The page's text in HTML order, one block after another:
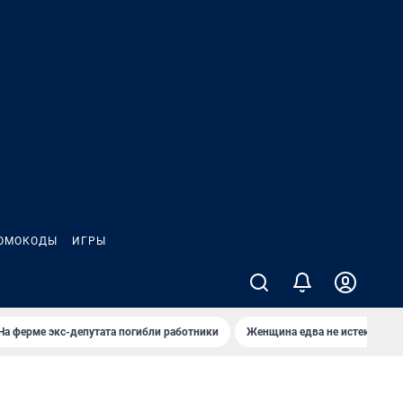
ИГРЫ
На ферме экс-депутата погибли работники Женщина едва не истекла